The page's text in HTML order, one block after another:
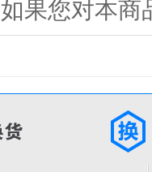
如果您对本商